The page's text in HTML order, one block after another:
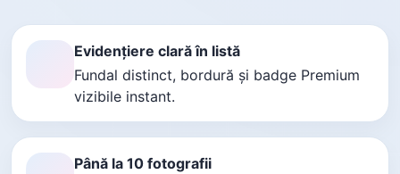
Evidențiere clară în listă
Fundal distinct, bordură și badge Premium
vizibile instant.
Până la 10 fotografii